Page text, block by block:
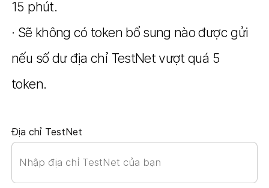
15 phút.
· Sẽ không có token bổ sung nào được gửi
nếu số dư địa chỉ TestNet vượt quá 5
token.
Địa chỉ TestNet